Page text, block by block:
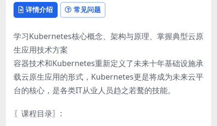
详情介绍 常见问题
学习Kubernetes核心概念、架构与原理、掌握典型云原
生应用技术方案
容器技术和Kubernetes重新定义了未来十年基础设施承
载云原生应用的形式，Kubernetes更是将成为未来云平
台的核心，是各类IT从业人员趋之若鹜的技能。
〖课程目录〗: